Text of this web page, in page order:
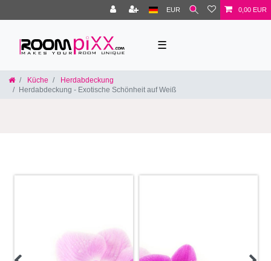
EUR 0,00 EUR
☰
Küche
Herdabdeckung
Herdabdeckung - Exotische Schönheit auf Weiß